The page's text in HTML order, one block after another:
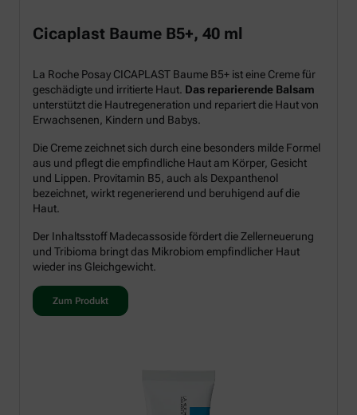
Cicaplast Baume B5+, 40 ml
La Roche Posay CICAPLAST Baume B5+ ist eine Creme für
geschädigte und irritierte Haut. Das reparierende Balsam
unterstützt die Hautregeneration und repariert die Haut von
Erwachsenen, Kindern und Babys.
Die Creme zeichnet sich durch eine besonders milde Formel
aus und pflegt die empfindliche Haut am Körper, Gesicht
und Lippen. Provitamin B5, auch als Dexpanthenol
bezeichnet, wirkt regenerierend und beruhigend auf die
Haut.
Der Inhaltsstoff Madecassoside fördert die Zellerneuerung
und Tribioma bringt das Mikrobiom empfindlicher Haut
wieder ins Gleichgewicht.
Zum Produkt